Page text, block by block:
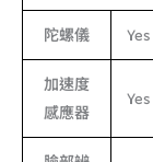
陀螺儀 Yes
加速度
感應器
Yes